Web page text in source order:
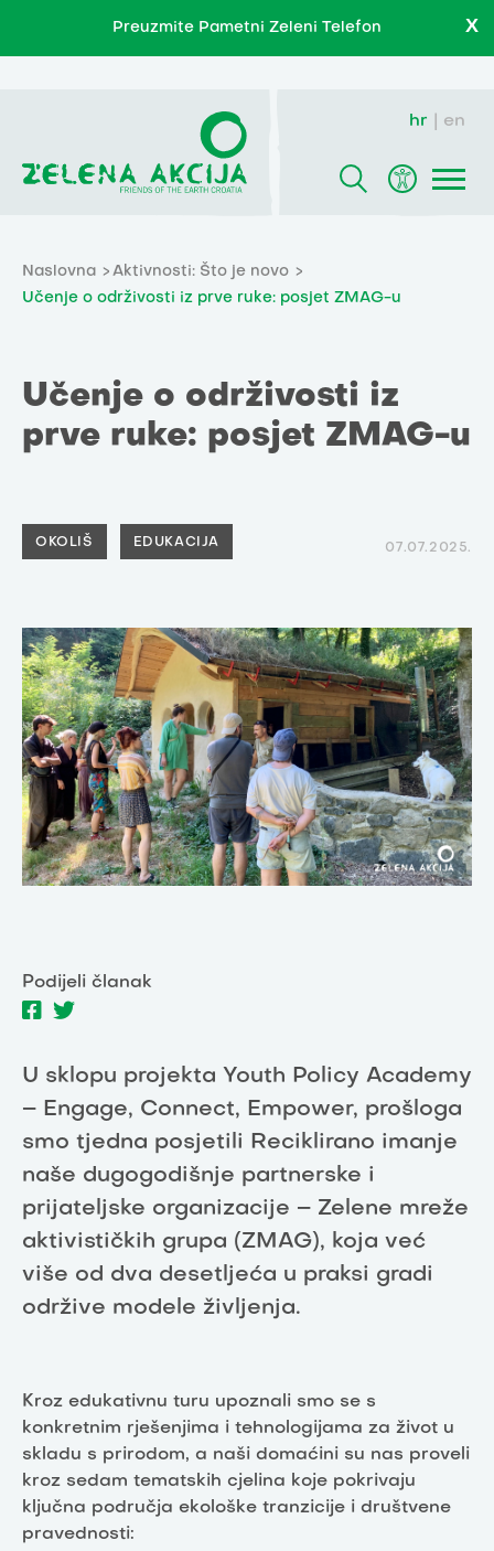
Preuzmite Pametni Zeleni Telefon X
hr en
Naslovna
Aktivnosti: Što je novo
Učenje o održivosti iz prve ruke: posjet ZMAG-u
Učenje o održivosti iz
prve ruke: posjet ZMAG-u
OKOLIŠ EDUKACIJA 07.07.2025.
Podijeli članak
U sklopu projekta Youth Policy Academy
– Engage, Connect, Empower, prošloga
smo tjedna posjetili Reciklirano imanje
naše dugogodišnje partnerske i
prijateljske organizacije – Zelene mreže
aktivističkih grupa (ZMAG), koja već
više od dva desetljeća u praksi gradi
održive modele življenja.
Kroz edukativnu turu upoznali smo se s
konkretnim rješenjima i tehnologijama za život u
skladu s prirodom, a naši domaćini su nas proveli
kroz sedam tematskih cjelina koje pokrivaju
ključna područja ekološke tranzicije i društvene
pravednosti: